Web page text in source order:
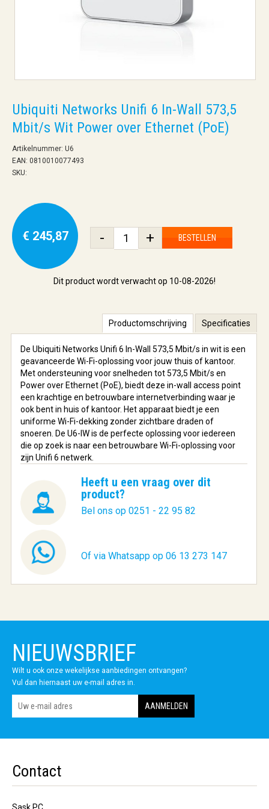
Ubiquiti Networks Unifi 6 In-Wall 573,5
Mbit/s Wit Power over Ethernet (PoE)
Artikelnummer: U6
EAN: 0810010077493
SKU:
€ 245,87 - + BESTELLEN
Dit product wordt verwacht op 10-08-2026!
Productomschrijving Specificaties
De Ubiquiti Networks Unifi 6 In-Wall 573,5 Mbit/s in wit is een
geavanceerde Wi-Fi-oplossing voor jouw thuis of kantoor.
Met ondersteuning voor snelheden tot 573,5 Mbit/s en
Power over Ethernet (PoE), biedt deze in-wall access point
een krachtige en betrouwbare internetverbinding waar je
ook bent in huis of kantoor. Het apparaat biedt je een
uniforme Wi-Fi-dekking zonder zichtbare draden of
snoeren. De U6-IW is de perfecte oplossing voor iedereen
die op zoek is naar een betrouwbare Wi-Fi-oplossing voor
zijn Unifi 6 netwerk.
Heeft u een vraag over dit
product?
Bel ons op 0251 - 22 95 82
Of via Whatsapp op 06 13 273 147
NIEUWSBRIEF
Wilt u ook onze wekelijkse aanbiedingen ontvangen?
Vul dan hiernaast uw e-mail adres in.
Contact